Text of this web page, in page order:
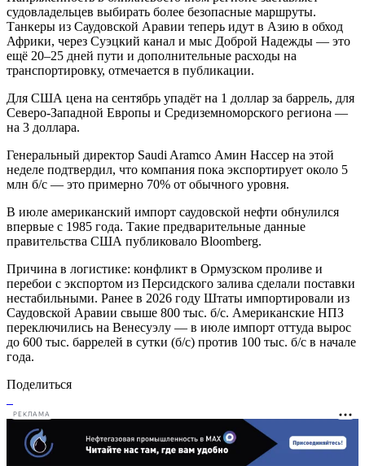
судовладельцев выбирать более безопасные маршруты.
Танкеры из Саудовской Аравии теперь идут в Азию в обход
Африки, через Суэцкий канал и мыс Доброй Надежды — это
ещё 20–25 дней пути и дополнительные расходы на
транспортировку, отмечается в публикации.
Для США цена на сентябрь упадёт на 1 доллар за баррель, для
Северо-Западной Европы и Средиземноморского региона —
на 3 доллара.
Генеральный директор Saudi Aramco Амин Нассер на этой
неделе подтвердил, что компания пока экспортирует около 5
млн б/с — это примерно 70% от обычного уровня.
В июле американский импорт саудовской нефти обнулился
впервые с 1985 года. Такие предварительные данные
правительства США публиковало Bloomberg.
Причина в логистике: конфликт в Ормузском проливе и
перебои с экспортом из Персидского залива сделали поставки
нестабильными. Ранее в 2026 году Штаты импортировали из
Саудовской Аравии свыше 800 тыс. б/с. Американские НПЗ
переключились на Венесуэлу — в июле импорт оттуда вырос
до 600 тыс. баррелей в сутки (б/с) против 100 тыс. б/с в начале
года.
Поделиться
РЕКЛАМА